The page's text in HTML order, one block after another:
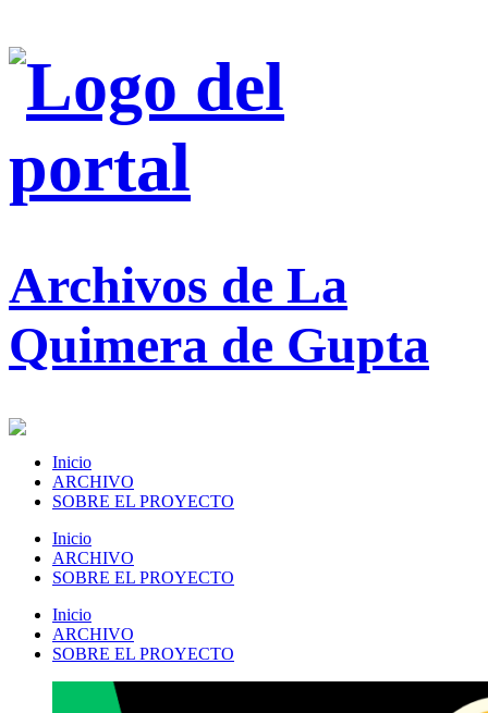
Archivos de La
Quimera de Gupta
Inicio
ARCHIVO
SOBRE EL PROYECTO
Inicio
ARCHIVO
SOBRE EL PROYECTO
Inicio
ARCHIVO
SOBRE EL PROYECTO